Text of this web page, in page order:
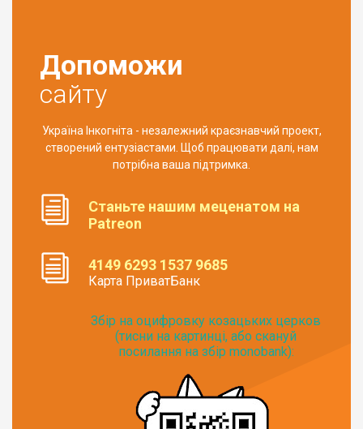
Допоможи
сайту
Україна Інкогніта - незалежний краєзнавчий проект,
створений ентузіастами. Щоб працювати далі, нам
потрібна ваша підтримка.
Станьте нашим меценатом на
Patreon
4149 6293 1537 9685
Карта ПриватБанк
Збір на оцифровку козацьких церков
(тисни на картинці, або скануй
посилання на збір monobank):